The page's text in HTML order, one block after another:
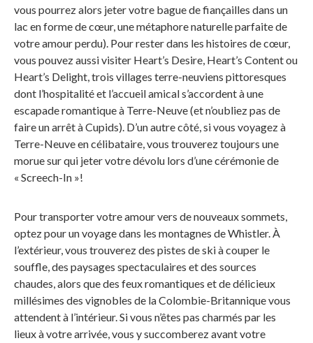
vous pourrez alors jeter votre bague de fiançailles dans un
lac en forme de cœur, une métaphore naturelle parfaite de
votre amour perdu). Pour rester dans les histoires de cœur,
vous pouvez aussi visiter Heart’s Desire, Heart’s Content ou
Heart’s Delight, trois villages terre-neuviens pittoresques
dont l’hospitalité et l’accueil amical s’accordent à une
escapade romantique à Terre-Neuve (et n’oubliez pas de
faire un arrêt à Cupids). D’un autre côté, si vous voyagez à
Terre-Neuve en célibataire, vous trouverez toujours une
morue sur qui jeter votre dévolu lors d’une cérémonie de
« Screech-In »!
Pour transporter votre amour vers de nouveaux sommets,
optez pour un voyage dans les montagnes de Whistler. À
l’extérieur, vous trouverez des pistes de ski à couper le
souffle, des paysages spectaculaires et des sources
chaudes, alors que des feux romantiques et de délicieux
millésimes des vignobles de la Colombie-Britannique vous
attendent à l’intérieur. Si vous n’êtes pas charmés par les
lieux à votre arrivée, vous y succomberez avant votre